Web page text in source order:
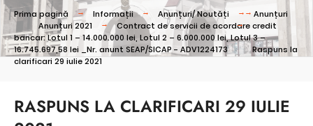
Prima pagină Informații Anunțuri/ Noutăți
Anunțuri
Anunțuri 2021
Contract de servicii de acordare credit
bancar: Lotul 1 – 14.000.000 lei, Lotul 2 – 6.000.000 lei, Lotul 3 –
16.745.697,58 lei _Nr. anunt SEAP/SICAP - ADV1224173
Raspuns la
clarificari 29 iulie 2021
RASPUNS LA CLARIFICARI 29 IULIE